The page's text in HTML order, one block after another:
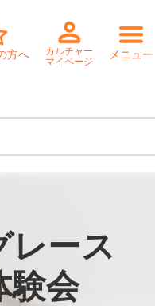
方へ
カルチャー
マイページ
メニュー
レース
験会